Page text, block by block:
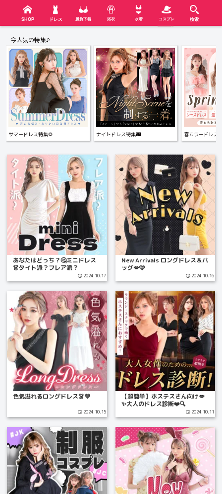
SHOP ドレス 勝負下着 浴衣 水着 コスプレ 検索
今人気の特集♪
サマードレス特集🌻 ナイトドレス特集🌃 春カラードレス
あなたはどっち？🤔ミニドレス
👗タイト派？フレア派？
2024.10.17
New Arrivals ロングドレス＆バ
ッグ💋🩷
2024.10.16
色気溢れるロングドレス👗💜
2024.10.15
【超簡単】ホステスさん向け💋
✨大人のドレス診断❤️🔍
2024.10.11
SHOP